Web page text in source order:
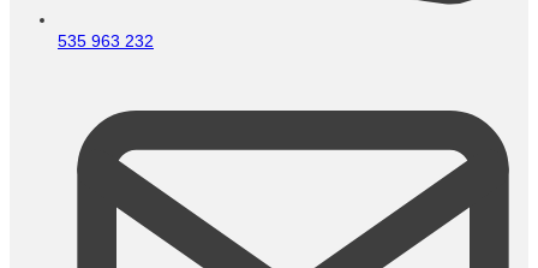
535 963 232